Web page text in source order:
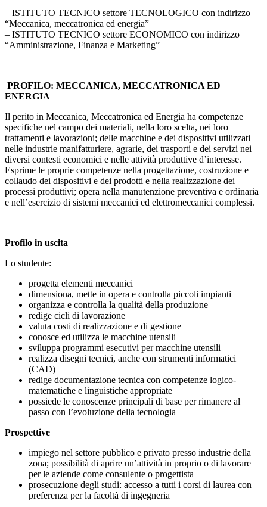
– ISTITUTO TECNICO settore TECNOLOGICO con indirizzo
“Meccanica, meccatronica ed energia”
– ISTITUTO TECNICO settore ECONOMICO con indirizzo
“Amministrazione, Finanza e Marketing”
PROFILO: MECCANICA, MECCATRONICA ED
ENERGIA
Il perito in Meccanica, Meccatronica ed Energia ha competenze
specifiche nel campo dei materiali, nella loro scelta, nei loro
trattamenti e lavorazioni; delle macchine e dei dispositivi utilizzati
nelle industrie manifatturiere, agrarie, dei trasporti e dei servizi nei
diversi contesti economici e nelle attività produttive d’interesse.
Esprime le proprie competenze nella progettazione, costruzione e
collaudo dei dispositivi e dei prodotti e nella realizzazione dei
processi produttivi; opera nella manutenzione preventiva e ordinaria
e nell’esercizio di sistemi meccanici ed elettromeccanici complessi.
Profilo in uscita
Lo studente:
progetta elementi meccanici
dimensiona, mette in opera e controlla piccoli impianti
organizza e controlla la qualità della produzione
redige cicli di lavorazione
valuta costi di realizzazione e di gestione
conosce ed utilizza le macchine utensili
sviluppa programmi esecutivi per macchine utensili
realizza disegni tecnici, anche con strumenti informatici
(CAD)
redige documentazione tecnica con competenze logico-
matematiche e linguistiche appropriate
possiede le conoscenze principali di base per rimanere al
passo con l’evoluzione della tecnologia
Prospettive
impiego nel settore pubblico e privato presso industrie della
zona; possibilità di aprire un’attività in proprio o di lavorare
per le aziende come consulente o progettista
prosecuzione degli studi: accesso a tutti i corsi di laurea con
preferenza per la facoltà di ingegneria